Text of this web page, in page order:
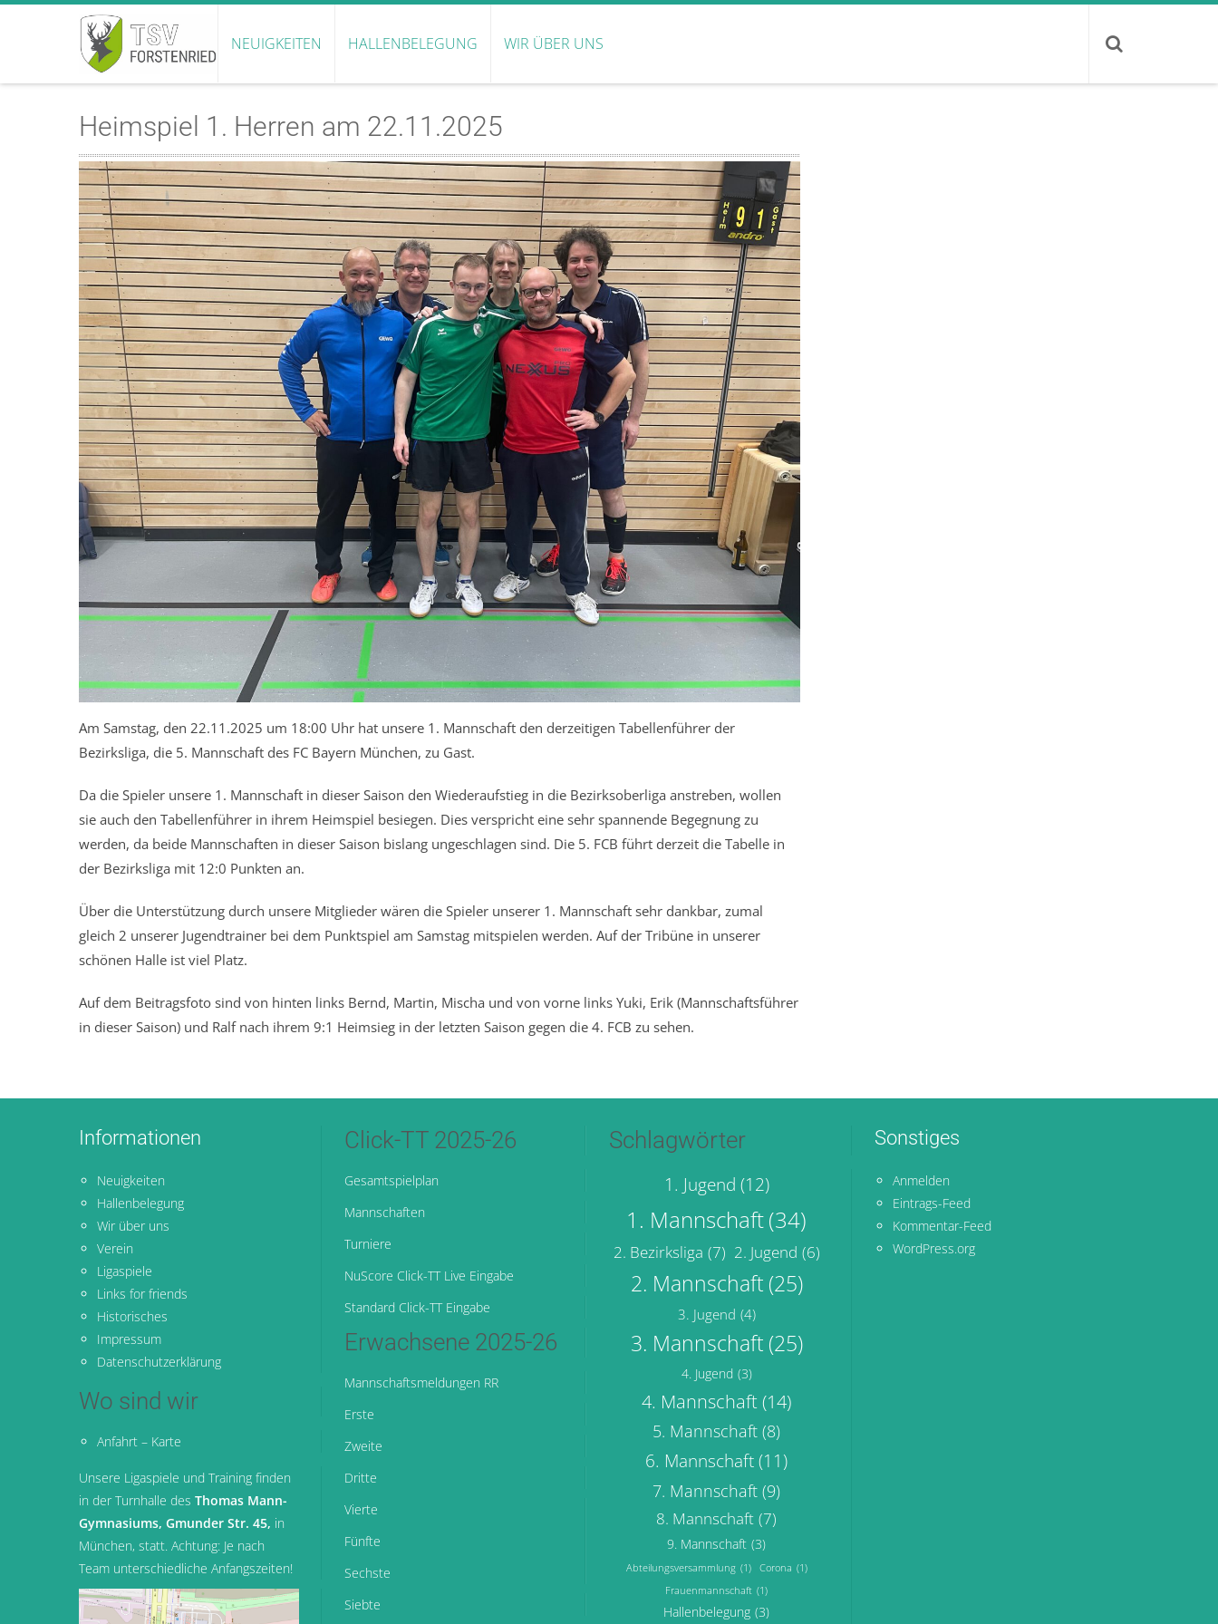
NEUIGKEITEN HALLENBELEGUNG WIR ÜBER UNS
Heimspiel 1. Herren am 22.11.2025
Am Samstag, den 22.11.2025 um 18:00 Uhr hat unsere 1. Mannschaft den derzeitigen Tabellenführer der
Bezirksliga, die 5. Mannschaft des FC Bayern München, zu Gast.
Da die Spieler unsere 1. Mannschaft in dieser Saison den Wiederaufstieg in die Bezirksoberliga anstreben, wollen
sie auch den Tabellenführer in ihrem Heimspiel besiegen. Dies verspricht eine sehr spannende Begegnung zu
werden, da beide Mannschaften in dieser Saison bislang ungeschlagen sind. Die 5. FCB führt derzeit die Tabelle in
der Bezirksliga mit 12:0 Punkten an.
Über die Unterstützung durch unsere Mitglieder wären die Spieler unserer 1. Mannschaft sehr dankbar, zumal
gleich 2 unserer Jugendtrainer bei dem Punktspiel am Samstag mitspielen werden. Auf der Tribüne in unserer
schönen Halle ist viel Platz.
Auf dem Beitragsfoto sind von hinten links Bernd, Martin, Mischa und von vorne links Yuki, Erik (Mannschaftsführer
in dieser Saison) und Ralf nach ihrem 9:1 Heimsieg in der letzten Saison gegen die 4. FCB zu sehen.
Informationen
Neuigkeiten
Hallenbelegung
Wir über uns
Verein
Ligaspiele
Links for friends
Historisches
Impressum
Datenschutzerklärung
Wo sind wir
Anfahrt – Karte
Unsere Ligaspiele und Training finden
in der Turnhalle des Thomas Mann-
Gymnasiums, Gmunder Str. 45, in
München, statt. Achtung: Je nach
Team unterschiedliche Anfangszeiten!
Click-TT 2025-26
Gesamtspielplan
Mannschaften
Turniere
NuScore Click-TT Live Eingabe
Standard Click-TT Eingabe
Erwachsene 2025-26
Mannschaftsmeldungen RR
Erste
Zweite
Dritte
Vierte
Fünfte
Sechste
Siebte
Schlagwörter
1. Jugend (12)
1. Mannschaft(34)
2. Bezirksliga (7) 2. Jugend (6)
2. Mannschaft (25)
3. Jugend (4)
3. Mannschaft (25)
4. Jugend (3)
4. Mannschaft(14)
5. Mannschaft (8)
6. Mannschaft (11)
7. Mannschaft (9)
8. Mannschaft (7)
9. Mannschaft (3)
Abteilungsversammlung (1) Corona (1)
Frauenmannschaft (1)
Hallenbelegung (3)
Sonstiges
Anmelden
Eintrags-Feed
Kommentar-Feed
WordPress.org